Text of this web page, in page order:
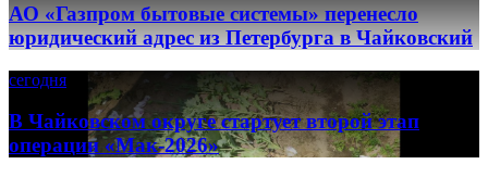
АО «Газпром бытовые системы» перенесло
юридический адрес из Петербурга в Чайковский
сегодня
В Чайковском округе стартует второй этап
операции «Мак-2026»